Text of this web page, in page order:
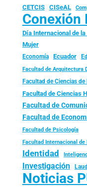
CETCIS CISeAL
Conexión
Día Internacional de
Mujer
Economía Ecuador
Facultad de Arquitectura
Facultad de Ciencias de
Facultad de Ciencias
Facultad de
Facultad de
Facultad de Psicología
Facultad Internacional de
Identidad
Investigación
Noticias